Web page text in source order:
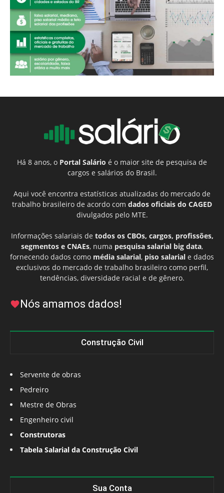
Há 8 anos, o Portal Salário é o maior site de pesquisa de
cargos e salários do Brasil.
Aqui você encontra estatísticas atualizadas do mercado de
trabalho brasileiro de acordo com dados oficiais do CAGED
divulgados pelo MTE.
Informações salariais de todos os CBOs, cargos, profissões,
segmentos e CNAEs, numa pesquisa salarial big data,
fornecendo dados como média salarial, piso salarial e dados
exclusivos do mercado de trabalho brasileiro como perfil,
tendências, diversidade racial e de gênero.
Nós amamos dados!
Construção Civil
Servente de obras
Pedreiro
Mestre de Obras
Engenheiro civil
Construtoras
Tabela Salarial da Construção Civil
Sua Conta